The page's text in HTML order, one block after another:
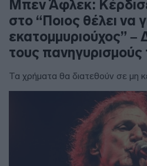
Μπεν Άφλεκ:
στο “Ποιος θέλει να
εκατομμυριούχος” –
τους πανηγυρισμούς
Τα χρήματα θα διατεθούν σε μη